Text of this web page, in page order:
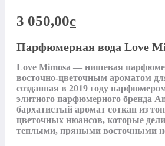
3 050,00c
Парфюмерная вода Love
Love Mimosa — нишевая
восточно-цветочным ароматом
созданная в 2019 году
элитного парфюмерного бренда
бархатистый аромат соткан из
цветочных нюансов, которые
теплыми, пряными восточными